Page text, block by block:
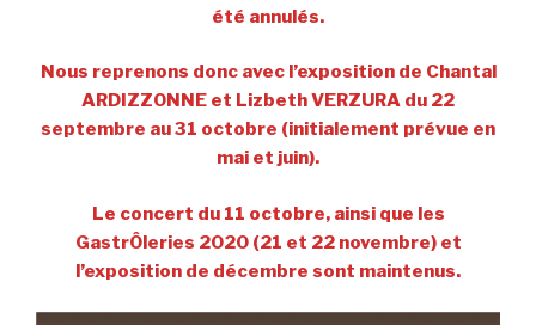
été annulés.
Nous reprenons donc avec l’exposition de Chantal
ARDIZZONNE et Lizbeth VERZURA du 22
septembre au 31 octobre (initialement prévue en
mai et juin).
Le concert du 11 octobre, ainsi que les
GastrÔleries 2020 (21 et 22 novembre) et
l’exposition de décembre sont maintenus.